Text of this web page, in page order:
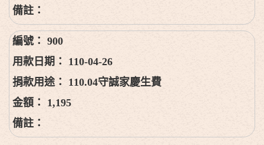
900
110-04-26
110.04守誠家慶生費
1,195